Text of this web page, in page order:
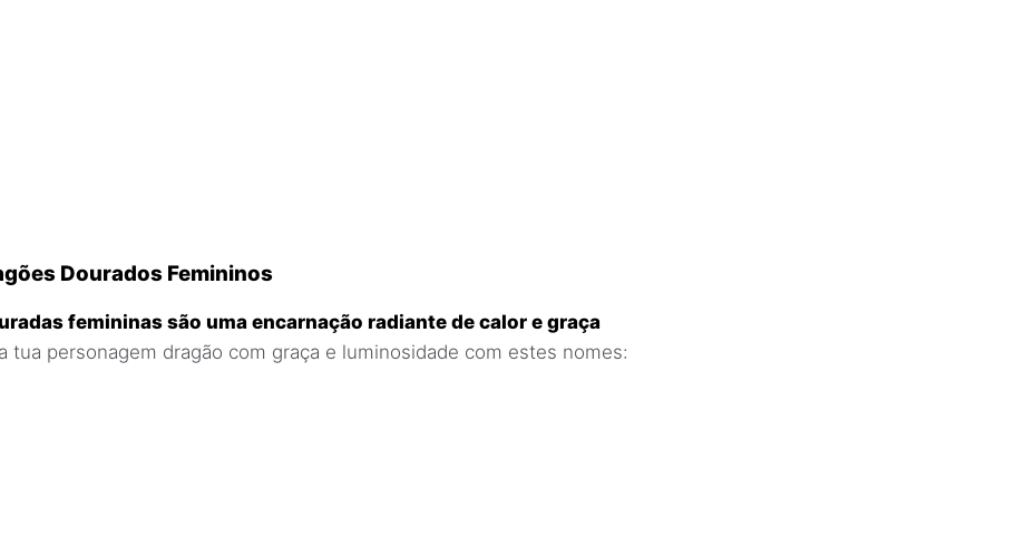
Dourados Femininos
femininas são uma encarnação radiante de calor e graça
tua personagem dragão com graça e luminosidade com estes nomes: